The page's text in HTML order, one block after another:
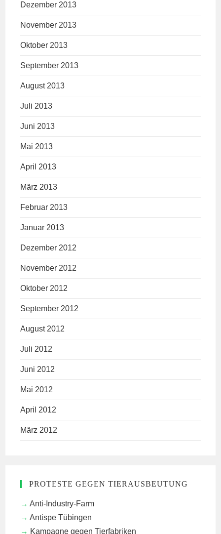
Dezember 2013
November 2013
Oktober 2013
September 2013
August 2013
Juli 2013
Juni 2013
Mai 2013
April 2013
März 2013
Februar 2013
Januar 2013
Dezember 2012
November 2012
Oktober 2012
September 2012
August 2012
Juli 2012
Juni 2012
Mai 2012
April 2012
März 2012
PROTESTE GEGEN TIERAUSBEUTUNG
Anti-Industry-Farm
Antispe Tübingen
Kampagne gegen Tierfabriken